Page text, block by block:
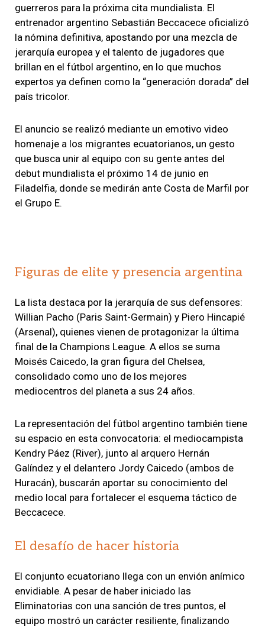
guerreros para la próxima cita mundialista. El
entrenador argentino Sebastián Beccacece oficializó
la nómina definitiva, apostando por una mezcla de
jerarquía europea y el talento de jugadores que
brillan en el fútbol argentino, en lo que muchos
expertos ya definen como la “generación dorada” del
país tricolor.
El anuncio se realizó mediante un emotivo video
homenaje a los migrantes ecuatorianos, un gesto
que busca unir al equipo con su gente antes del
debut mundialista el próximo 14 de junio en
Filadelfia, donde se medirán ante Costa de Marfil por
el Grupo E.
Figuras de elite y presencia argentina
La lista destaca por la jerarquía de sus defensores:
Willian Pacho (Paris Saint-Germain) y Piero Hincapié
(Arsenal), quienes vienen de protagonizar la última
final de la Champions League. A ellos se suma
Moisés Caicedo, la gran figura del Chelsea,
consolidado como uno de los mejores
mediocentros del planeta a sus 24 años.
La representación del fútbol argentino también tiene
su espacio en esta convocatoria: el mediocampista
Kendry Páez (River), junto al arquero Hernán
Galíndez y el delantero Jordy Caicedo (ambos de
Huracán), buscarán aportar su conocimiento del
medio local para fortalecer el esquema táctico de
Beccacece.
El desafío de hacer historia
El conjunto ecuatoriano llega con un envión anímico
envidiable. A pesar de haber iniciado las
Eliminatorias con una sanción de tres puntos, el
equipo mostró un carácter resiliente, finalizando